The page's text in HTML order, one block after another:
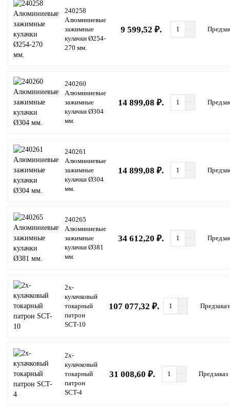
240258
Алюминиевые
зажимные
кулачки Ø254-
270 мм.
9 599,52 ₽.
240260
Алюминиевые
зажимные
кулачки Ø304
мм.
14 899,08 ₽.
240261
Алюминиевые
зажимные
кулачки Ø304
мм.
14 899,08 ₽.
240265
Алюминиевые
зажимные
кулачки Ø381
мм.
34 612,20 ₽.
2х-
кулачковый
токарный
патрон
SCT-10
107 077,32 ₽. Предзаказ
2х-
кулачковый
токарный
патрон
SCT-4
31 008,60 ₽. Предзаказ